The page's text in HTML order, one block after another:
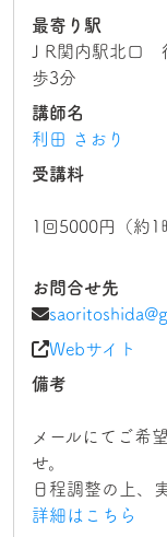
最寄り駅
J R関内駅北口
歩3分
講師名
利田 さおり
受講料
1回5000円（約1
お問合せ先
Webサイト
備考
メールにてご希
せ。
日程調整の上、
詳細はこちら